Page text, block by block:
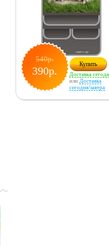
540р.
390р.
Купить
Доставка
или Доставка
сегодня/завтра